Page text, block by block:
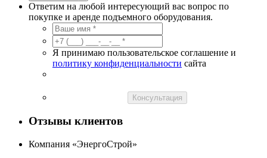
Ответим на любой интересующий вас вопрос по
покупке и аренде подъемного оборудования.
Я принимаю пользовательское соглашение и
политику конфиденциальности сайта
Консультация
Отзывы клиентов
Компания «ЭнергоСтрой»